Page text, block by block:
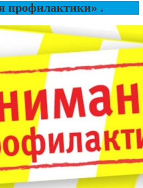
профилактики» .